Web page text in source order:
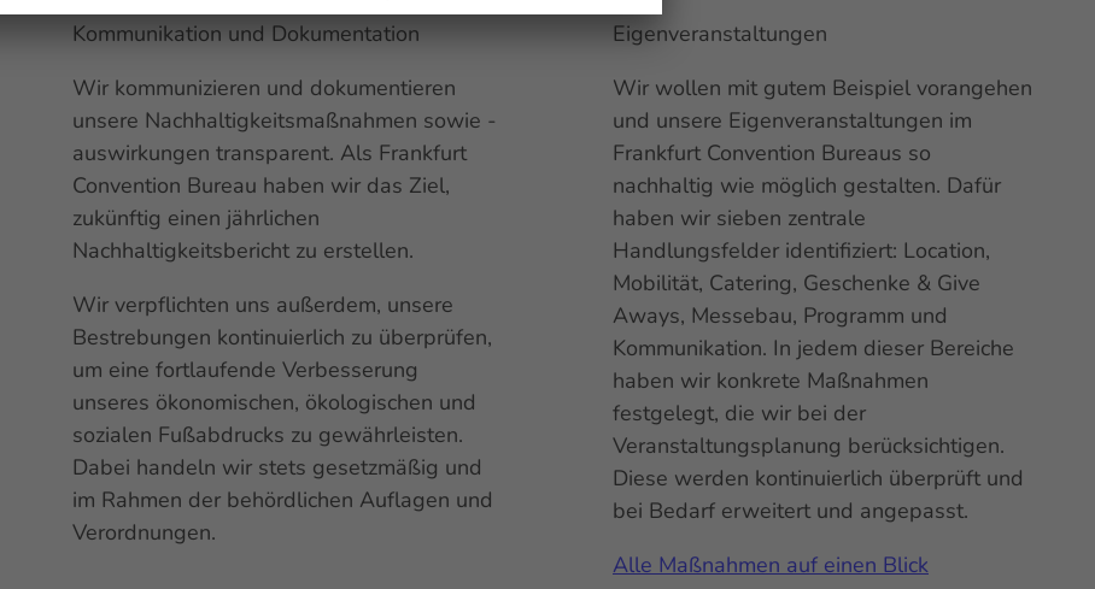
Kommunikation und Dokumentation
Wir kommunizieren und dokumentieren
unsere Nachhaltigkeitsmaßnahmen sowie -
auswirkungen transparent. Als Frankfurt
Convention Bureau haben wir das Ziel,
zukünftig einen jährlichen
Nachhaltigkeitsbericht zu erstellen.
Wir verpflichten uns außerdem, unsere
Bestrebungen kontinuierlich zu überprüfen,
um eine fortlaufende Verbesserung
unseres ökonomischen, ökologischen und
sozialen Fußabdrucks zu gewährleisten.
Dabei handeln wir stets gesetzmäßig und
im Rahmen der behördlichen Auflagen und
Verordnungen.
Eigenveranstaltungen
Wir wollen mit gutem Beispiel vorangehen
und unsere Eigenveranstaltungen im
Frankfurt Convention Bureaus so
nachhaltig wie möglich gestalten. Dafür
haben wir sieben zentrale
Handlungsfelder identifiziert: Location,
Mobilität, Catering, Geschenke & Give
Aways, Messebau, Programm und
Kommunikation. In jedem dieser Bereiche
haben wir konkrete Maßnahmen
festgelegt, die wir bei der
Veranstaltungsplanung berücksichtigen.
Diese werden kontinuierlich überprüft und
bei Bedarf erweitert und angepasst.
Alle Maßnahmen auf einen Blick